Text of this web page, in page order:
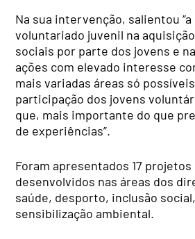
Na sua intervenção, salientou
voluntariado juvenil na
sociais por parte dos jovens e
ações com elevado interesse
mais variadas áreas só
participação dos jovens
que, mais importante do que
de experiências”.
Foram apresentados 17
desenvolvidos nas áreas dos
saúde, desporto, inclusão
sensibilização ambiental.